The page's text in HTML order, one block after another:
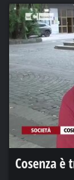
Cosenza